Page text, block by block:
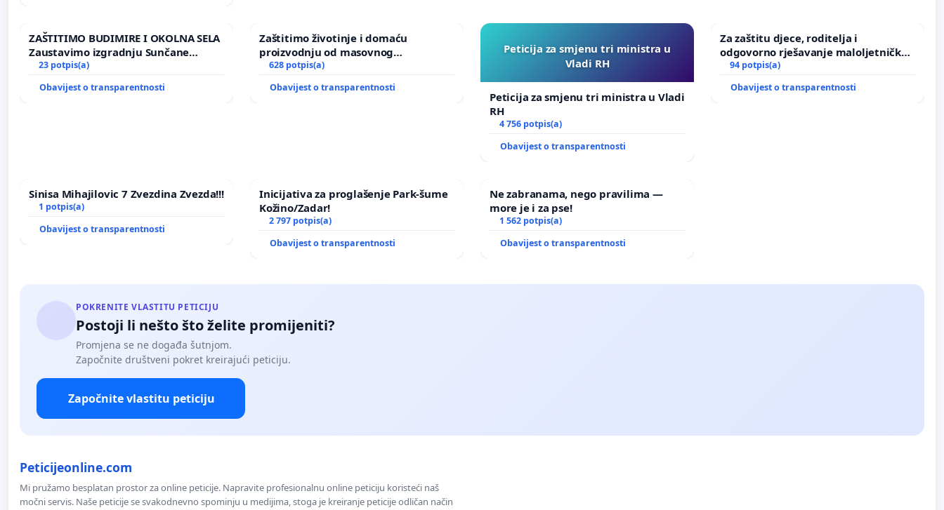
ZAŠTITIMO BUDIMIRE I OKOLNA SELA
Zaustavimo izgradnju Sunčane
elektrane Vedrine na području
Ugljana
23 potpis(a)
Obavijest o transparentnosti
Zaštitimo životinje i domaću
proizvodnju od masovnog
uništavanja zbog afričke svinjske
kuge
628 potpis(a)
Obavijest o transparentnosti
Peticija za smjenu tri ministra u
Vladi RH
Peticija za smjenu tri ministra u Vladi
RH
4 756 potpis(a)
Obavijest o transparentnosti
Za zaštitu djece, roditelja i
odgovorno rješavanje maloljetničkog
nasilja
94 potpis(a)
Obavijest o transparentnosti
Sinisa Mihajilovic 7 Zvezdina Zvezda!!!
1 potpis(a)
Obavijest o transparentnosti
Inicijativa za proglašenje Park-šume
Kožino/Zadar!
2 797 potpis(a)
Obavijest o transparentnosti
Ne zabranama, nego pravilima —
more je i za pse!
1 562 potpis(a)
Obavijest o transparentnosti
POKRENITE VLASTITU PETICIJU
Postoji li nešto što želite promijeniti?
Promjena se ne događa šutnjom.
Započnite društveni pokret kreirajući peticiju.
Započnite vlastitu peticiju
Peticijeonline.com
Mi pružamo besplatan prostor za online peticije. Napravite profesionalnu online peticiju koristeći naš
močni servis. Naše peticije se svakodnevno spominju u medijima, stoga je kreiranje peticije odličan način